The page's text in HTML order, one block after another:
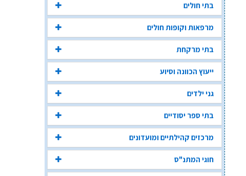
בתי חולים
מרפאות וקופות חולים
בתי מרקחת
ייעוץ הכוונה וסיוע
גני ילדים
בתי ספר יסודיים
מרכזים קהילתיים ומועדונים
חוגי המתנ"ס